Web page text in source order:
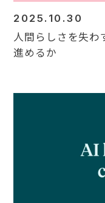
2025.10.30
人間らしさを失わ
進めるか